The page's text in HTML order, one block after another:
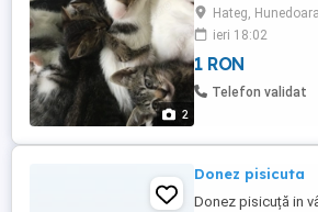
2
camin nou.
Hateg, Hunedoara
ieri 18:02
1 RON
Telefon validat
Donez pisicuta
Donez pisicuță in